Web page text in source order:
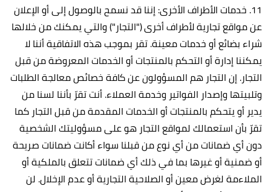
11. خدمات الأطراف الأخرى: إننا قد نسمح بالوصول إلى أو الإعلان
عن مواقع تجارية لأطراف أخرى ("التجار") والتي يمكنك من خلالها
شراء بضائع أو خدمات معينة. تقر بموجب هذه الاتفاقية أننا لا
يمكننا إدارة أو التحكم بالمنتجات أو الخدمات المعروضة من قبل
التجار. إن التجار هم المسؤولون عن كافة خصائص معالجة الطلبات
وتلبيتها وإصدار الفواتير وخدمة العملاء. أنت تقرّ بأننا لسنا من
يدير أو يتحكم بالمنتجات أو الخدمات المقدمة من قبل التجار كما
تقرّ بأن استعمالك لمواقع التجار هو على مسؤوليتك الشخصية
دون أي ضمانات من أي نوع من قبلنا سواء أكانت ضمانات صريحة
أو ضمنية أو غيرها بما في ذلك أي ضمانات تتعلق بالملكية أو
الملاءمة لغرض معين أو الصلاحية التجارية أو عدم الإخلال. لن